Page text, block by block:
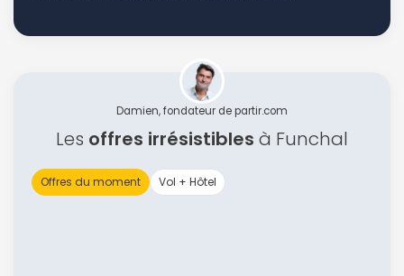
Damien, fondateur de partir.com
Les offres irrésistibles à Funchal
Offres du moment Vol + Hôtel